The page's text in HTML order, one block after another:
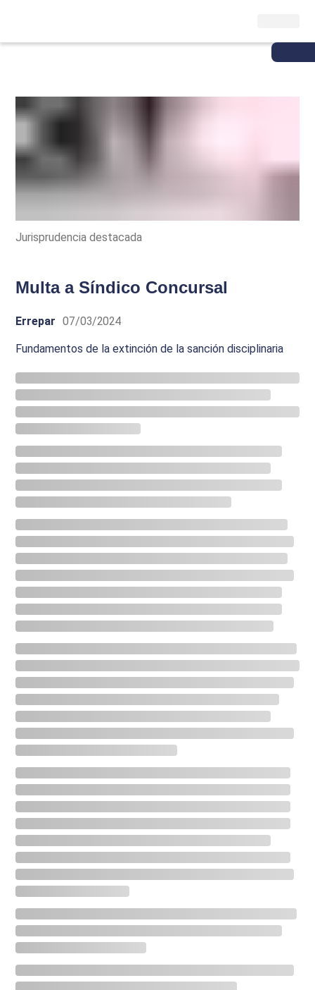
Jurisprudencia destacada
Multa a Síndico Concursal
Errepar 07/03/2024
Fundamentos de la extinción de la sanción disciplinaria